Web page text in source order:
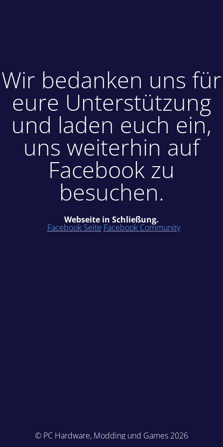
Wir bedanken uns für
eure Unterstützung
und laden euch ein,
uns weiterhin auf
Facebook zu
besuchen.
Webseite in Schließung.
Facebook Seite Facebook Community
© PC Hardware, Modding und Games 2026